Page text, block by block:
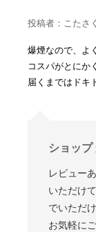
投稿者：こたさく
爆煙なので、よ
コスパがとにか
届くまではドキ
ショップ
レビュー
いただけ
でいただ
お気軽に